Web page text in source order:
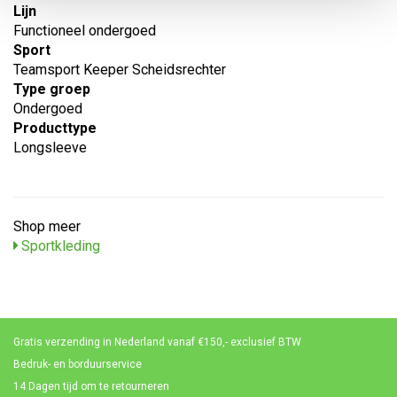
Lijn
Functioneel ondergoed
Sport
Teamsport Keeper Scheidsrechter
Type groep
Ondergoed
Producttype
Longsleeve
Shop meer
Sportkleding
Gratis verzending in Nederland vanaf €150,- exclusief BTW
Bedruk- en borduurservice
14 Dagen tijd om te retourneren